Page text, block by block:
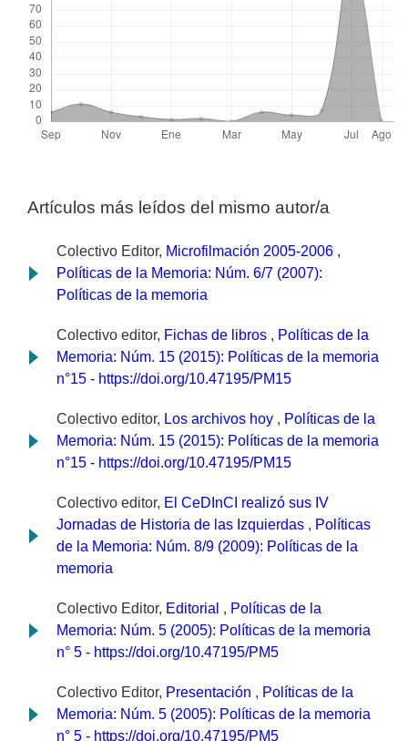
Artículos más leídos del mismo autor/a
Colectivo Editor, Microfilmación 2005-2006 ,
Políticas de la Memoria: Núm. 6/7 (2007):
Políticas de la memoria
Colectivo editor, Fichas de libros , Políticas de la
Memoria: Núm. 15 (2015): Políticas de la memoria
n°15 - https://doi.org/10.47195/PM15
Colectivo editor, Los archivos hoy , Políticas de la
Memoria: Núm. 15 (2015): Políticas de la memoria
n°15 - https://doi.org/10.47195/PM15
Colectivo editor, El CeDInCI realizó sus IV
Jornadas de Historia de las Izquierdas , Políticas
de la Memoria: Núm. 8/9 (2009): Políticas de la
memoria
Colectivo Editor, Editorial , Políticas de la
Memoria: Núm. 5 (2005): Políticas de la memoria
n° 5 - https://doi.org/10.47195/PM5
Colectivo Editor, Presentación , Políticas de la
Memoria: Núm. 5 (2005): Políticas de la memoria
n° 5 - https://doi.org/10.47195/PM5